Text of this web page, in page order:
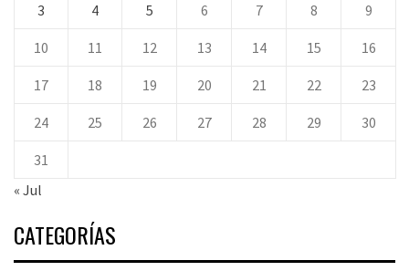
3 4 5 6 7 8 9
10 11 12 13 14 15 16
17 18 19 20 21 22 23
24 25 26 27 28 29 30
31
« Jul
CATEGORÍAS